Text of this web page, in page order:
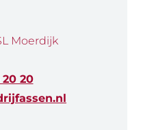
Moerdijk
20